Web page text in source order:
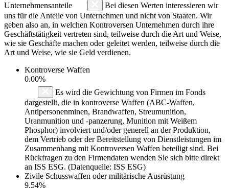
Unternehmensanteile
Bei diesen Werten interessieren wir
uns für die Anteile von Unternehmen und nicht von Staaten. Wir
geben also an, in welchen Kontroversen Unternehmen durch ihre
Geschäftstätigkeit vertreten sind, teilweise durch die Art und Weise,
wie sie Geschäfte machen oder geleitet werden, teilweise durch die
Art und Weise, wie sie Geld verdienen.
Kontroverse Waffen
0.00%
Es wird die Gewichtung von Firmen im Fonds
dargestellt, die in kontroverse Waffen (ABC-Waffen,
Antipersonenminen, Brandwaffen, Streumunition,
Uranmunition und -panzerung, Munition mit Weißem
Phosphor) involviert und/oder generell an der Produktion,
dem Vertrieb oder der Bereitstellung von Dienstleistungen im
Zusammenhang mit Kontroversen Waffen beteiligt sind. Bei
Rückfragen zu den Firmendaten wenden Sie sich bitte direkt
an ISS ESG. (Datenquelle: ISS ESG)
Zivile Schusswaffen oder militärische Ausrüstung
9.54%